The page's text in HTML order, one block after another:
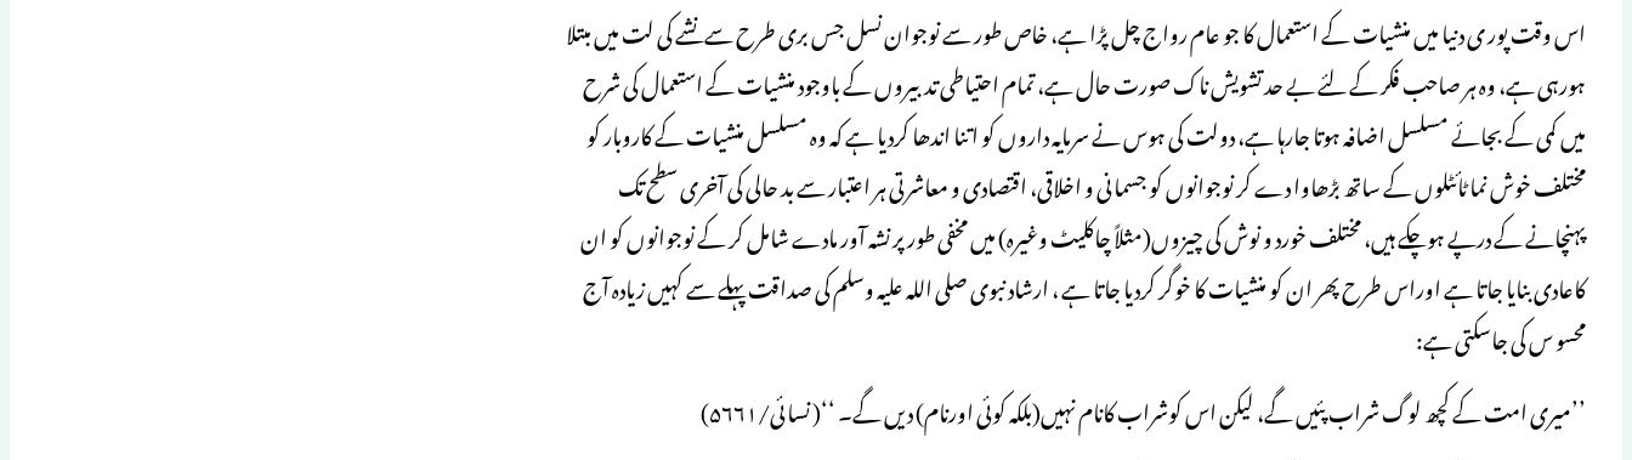
اس وقت پور ی دنیا میں منشیات کے استعمال کا جو عام رواج چل پڑا ہے، خاص طور سے نوجوان نسل جس بری طرح سے نشے کی لت میں مبتلا
ہورہی ہے، وہ ہر صاحب فکر کے لئے بے حد تشویش ناک صورت حال ہے، تمام احتیاطی تدبیروں کے باوجود منشیات کے استعمال کی شرح
میں کمی کے بجائے مسلسل اضافہ ہوتا جارہا ہے، دولت کی ہوس نے سرمایہ داروں کو اتنا اندھا کردیا ہے کہ وہ مسلسل منشیات کے کاروبار کو
مختلف خوش نما ٹائٹلوں کے ساتھ بڑھاوا دے کر نوجوانوں کو جسمانی و اخلاقی، اقتصادی و معاشرتی ہر اعتبار سے بد حالی کی آخری سطح تک
پہنچانے کے درپے ہوچکے ہیں، مختلف خورد و نوش کی چیزوں(مثلاً چاکلیٹ وغیرہ) میں مخفی طور پر نشہ آور مادے شامل کر کے نوجوانوں کو ان
کاعادی بنایا جاتا ہے اوراس طرح پھر ان کو منشیات کا خوگر کردیا جاتا ہے ، ارشاد نبوی صلی اللہ علیہ وسلم کی صداقت پہلے سے کہیں زیادہ آج
محسو س کی جاسکتی ہے:
’’میری امت کے کچھ لوگ شراب پئیں گے، لیکن اس کوشراب کانام نہیں(بلکہ کوئی اورنام) دیں گے۔ ‘‘( نسائی/۵۶۶۱)